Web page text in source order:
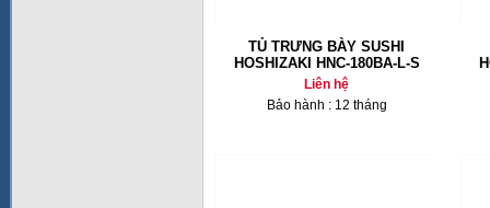
TỦ TRƯNG BÀY SUSHI
HOSHIZAKI HNC-180BA-L-S
Liên hệ
Bảo hành : 12 tháng